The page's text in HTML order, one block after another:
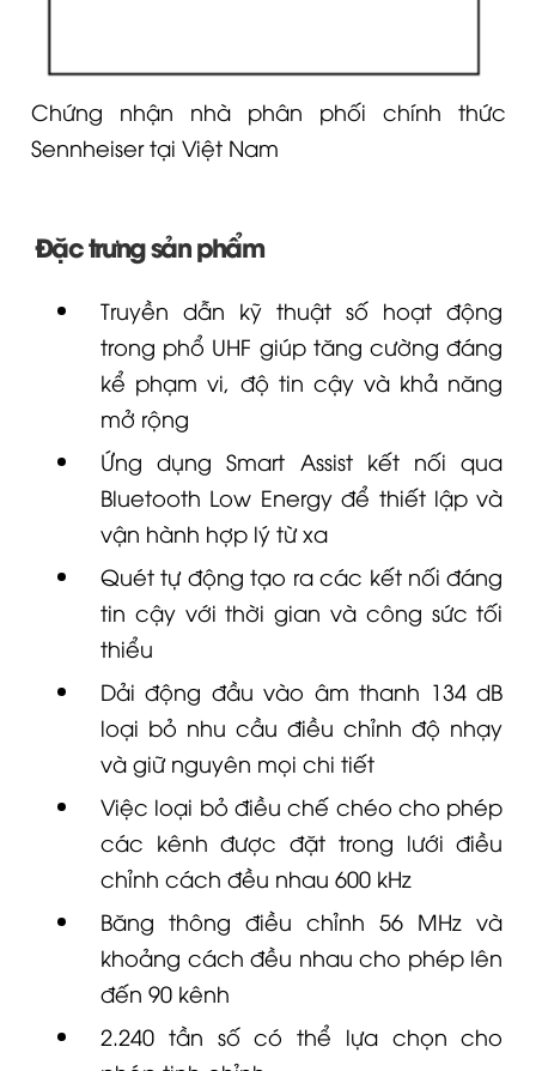
Chứng nhận nhà phân phối chính thức
Sennheiser tại Việt Nam
Đặc trưng sản phẩm
Truyền dẫn kỹ thuật số hoạt động
trong phổ UHF giúp tăng cường đáng
kể phạm vi, độ tin cậy và khả năng
mở rộng
Ứng dụng Smart Assist kết nối qua
Bluetooth Low Energy để thiết lập và
vận hành hợp lý từ xa
Quét tự động tạo ra các kết nối đáng
tin cậy với thời gian và công sức tối
thiểu
Dải động đầu vào âm thanh 134 dB
loại bỏ nhu cầu điều chỉnh độ nhạy
và giữ nguyên mọi chi tiết
Việc loại bỏ điều chế chéo cho phép
các kênh được đặt trong lưới điều
chỉnh cách đều nhau 600 kHz
Băng thông điều chỉnh 56 MHz và
khoảng cách đều nhau cho phép lên
đến 90 kênh
2.240 tần số có thể lựa chọn cho